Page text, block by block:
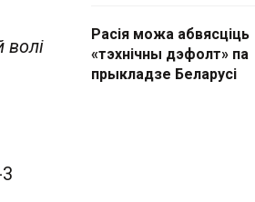
волі
Расія можа абвясціць
«тэхнічны дэфолт» па
прыкладзе Беларусі